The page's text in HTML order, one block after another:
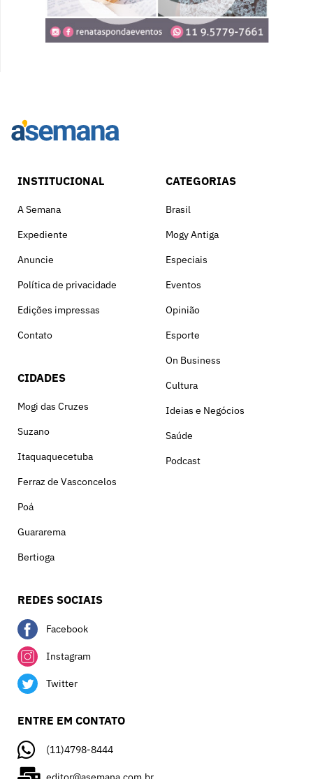
INSTITUCIONAL
A Semana
Expediente
Anuncie
Política de privacidade
Edições impressas
Contato
CIDADES
Mogi das Cruzes
Suzano
Itaquaquecetuba
Ferraz de Vasconcelos
Poá
Guararema
Bertioga
CATEGORIAS
Brasil
Mogy Antiga
Especiais
Eventos
Opinião
Esporte
On Business
Cultura
Ideias e Negócios
Saúde
Podcast
REDES SOCIAIS
Facebook
Instagram
Twitter
ENTRE EM CONTATO
(11)4798-8444